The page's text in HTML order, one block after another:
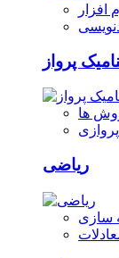
افزار
پرواز
ها
ریاضی
سازی